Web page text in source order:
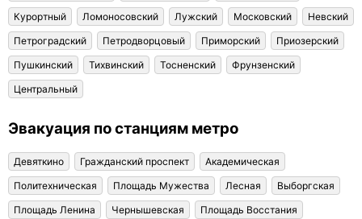
Курортный
Ломоносовский Лужский Московский
Невский
Петроградский
Петродворцовый Приморский
Приозерский
Пушкинский
Тихвинский Тосненский
Фрунзенский
Центральный
Эвакуация по станциям метро
Девяткино Гражданский проспект
Академическая
Политехническая
Площадь Мужества Лесная
Выборгская
Площадь Ленина
Чернышевская
Площадь Восстания